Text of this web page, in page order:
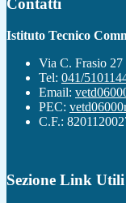
Contatti
Istituto Tecnico
Via C. Frasio
Tel: 041/
Email:
PEC:
C.F.:
Sezione Link Utili